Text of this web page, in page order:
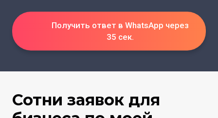
Получить ответ в WhatsApp через
35 сек.
Сотни заявок для